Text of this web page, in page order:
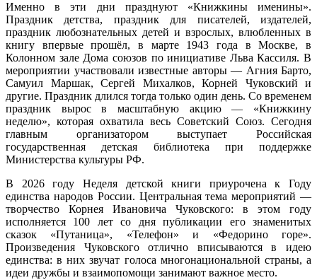
Именно в эти дни празднуют «Книжкины именины».
Праздник детства, праздник для писателей, издателей,
праздник любознательных детей и взрослых, влюбленных в
книгу впервые прошёл, в марте 1943 года в Москве, в
Колонном зале Дома союзов по инициативе Льва Кассиля. В
мероприятии участвовали известные авторы — Агния Барто,
Самуил Маршак, Сергей Михалков, Корней Чуковский и
другие. Праздник длился тогда только один день. Со временем
праздник вырос в масштабную акцию — «Книжкину
неделю», которая охватила весь Советский Союз. Сегодня
главным организатором выступает Российская
государственная детская библиотека при поддержке
Министерства культуры РФ.
В 2026 году Неделя детской книги приурочена к Году
единства народов России. Центральная тема мероприятий —
творчество Корнея Ивановича Чуковского: в этом году
исполняется 100 лет со дня публикации его знаменитых
сказок «Путаница», «Телефон» и «Федорино горе».
Произведения Чуковского отлично вписываются в идею
единства: в них звучат голоса многонациональной страны, а
идеи дружбы и взаимопомощи занимают важное место.